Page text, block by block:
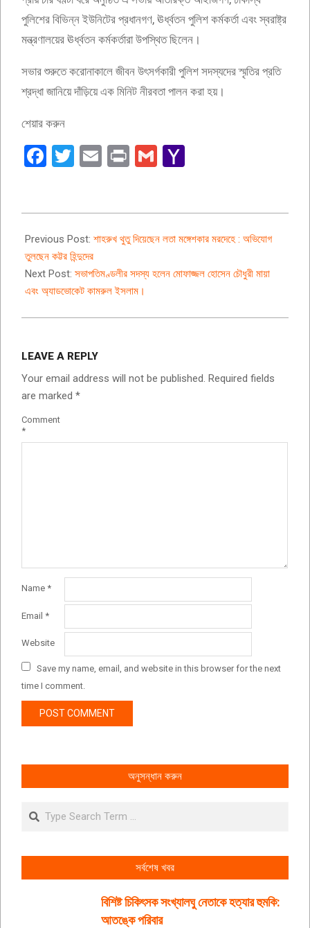
পুলিশের বিভিন্ন ইউনিটের প্রধানগণ, ঊর্ধ্বতন পুলিশ কর্মকর্তা এবং স্বরাষ্ট্র
মন্ত্রণালয়ের ঊর্ধ্বতন কর্মকর্তারা উপস্থিত ছিলেন।
সভার শুরুতে করোনাকালে জীবন উৎসর্গকারী পুলিশ সদস্যদের স্মৃতির প্রতি
শ্রদ্ধা জানিয়ে দাঁড়িয়ে এক মিনিট নীরবতা পালন করা হয়।
শেয়ার করুন
Facebook
Twitter
EmailPrintGmail
02-
07
Previous Post: শাহরুখ থুতু দিয়েছেন লতা মঙ্গেশকার মরদেহে : অভিযোগ
তুলছেন কট্টর হিন্দুদের
Next Post: সভাপতিমণ্ডলীর সদস্য হলেন মোফাজ্জল হোসেন চৌধুরী মায়া
এবং অ্যাডভোকেট কামরুল ইসলাম।
LEAVE A REPLY
Your email address will not be published. Required fields
are marked *
Comment
*
Name *
Email *
Website
Save my name, email, and website in this browser for the next
time I comment.
অনুসন্ধান করুন
Search
সর্বশেষ খবর
বিশিষ্ট চিকিৎসক সংখ্যালঘু নেতাকে হত্যার হুমকি:
আতঙ্কে পরিবার